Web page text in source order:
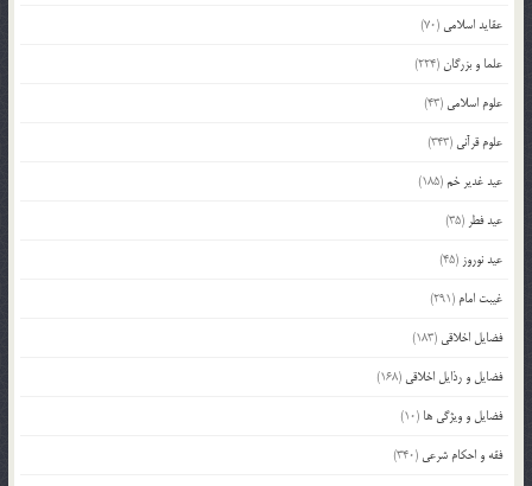
عقاید اسلامی (70)
علما و بزرگان(224)
علوم اسلامی (43)
علوم قرآنی (343)
عید غدیر خم(185)
عید فطر (35)
عید نوروز (45)
غیبت امام (291)
فضایل اخلاقی (183)
فضایل و رذایل اخلاقی (168)
فضایل و ویژگی ها (10)
فقه و احکام شرعی (340)